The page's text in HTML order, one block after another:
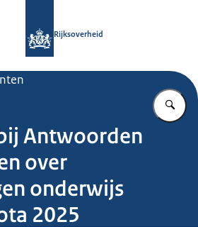
Rijksoverheid
Antwoorden
over
onderwijs
2025